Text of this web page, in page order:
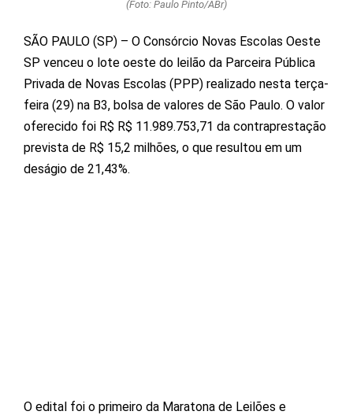
(Foto: Paulo Pinto/ABr)
SÃO PAULO (SP) – O Consórcio Novas Escolas Oeste
SP venceu o lote oeste do leilão da Parceira Pública
Privada de Novas Escolas (PPP) realizado nesta terça-
feira (29) na B3, bolsa de valores de São Paulo. O valor
oferecido foi R$ R$ 11.989.753,71 da contraprestação
prevista de R$ 15,2 milhões, o que resultou em um
deságio de 21,43%.
O edital foi o primeiro da Maratona de Leilões e